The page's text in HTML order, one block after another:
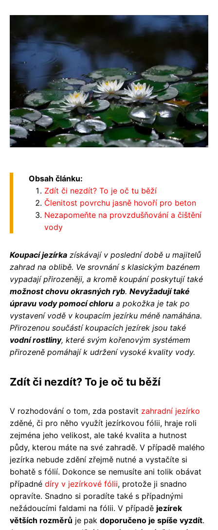
Obsah článku:
Zdít či nezdít? To je oč tu běží
Členitost povrchu jasně hovoří pro beton
Nezapomeňte na provzdušňování a čištění
vody
Koupací jezírka získávají v poslední době u majitelů
zahrad na oblibě. Ve srovnání s klasickým bazénem
vypadají přirozeněji, a kromě koupání poskytují také
možnost chovu okrasných ryb. Nevyžadují také
úpravu vody pomocí chloru a pokožka je tak po
vystavení vodě v koupacím jezírku méně namáhána.
Přirozenou součástí koupacích jezírek jsou také
vodní rostliny, které svým kořenovým systémem
přirozeně pomáhají k udržení vysoké kvality vody.
Zdít či nezdít? To je oč tu běží
V rozhodování o tom, zda postavit zahradní jezírko
zděné, či pro něho využít jezírkovou fólii, hraje roli
zejména jeho velikost, ale také kvalita a hutnost
půdy, kterou máte na své zahradě. V případě malého
jezírka nebude zdění zřejmě nutné a vystačíte si
bohatě s fólií. Dokonce se nemusíte ani tolik obávat
případné díry v jezírkové fólii, protože ji snadno
opravíte. Snadno si poradíte také s případnými
nežádoucími faldami na fólii. V případě jezírek
větších rozměrů je pak doporučeno je spíše vyzdít.